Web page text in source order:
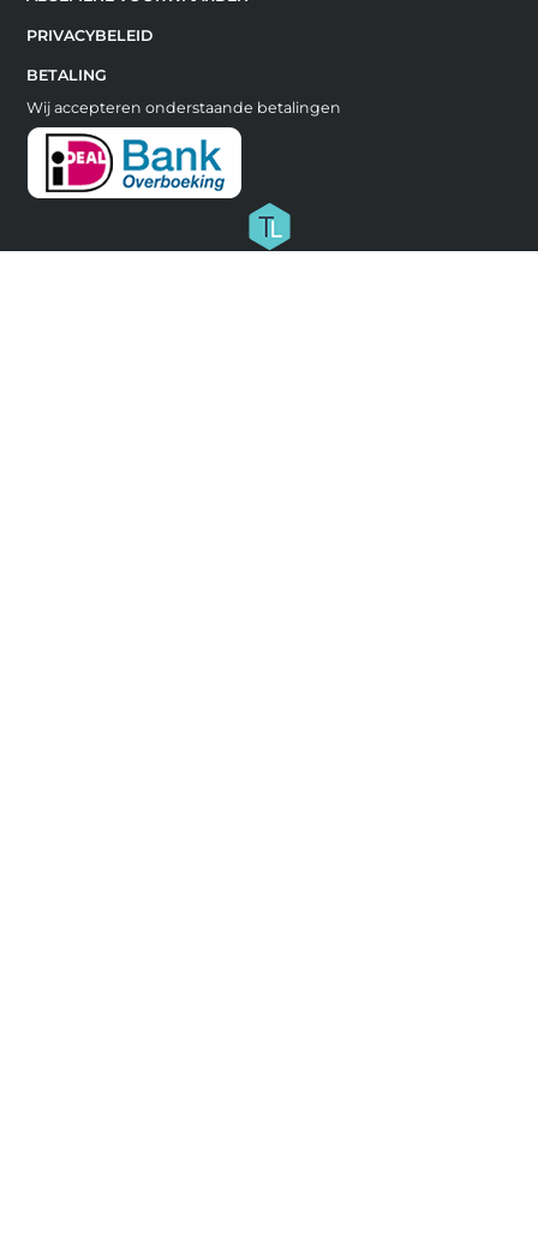
PRIVACYBELEID
BETALING
Wij accepteren onderstaande betalingen